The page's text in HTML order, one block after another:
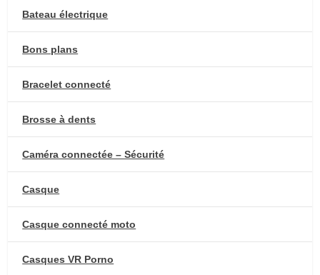
Bateau électrique
Bons plans
Bracelet connecté
Brosse à dents
Caméra connectée – Sécurité
Casque
Casque connecté moto
Casques VR Porno